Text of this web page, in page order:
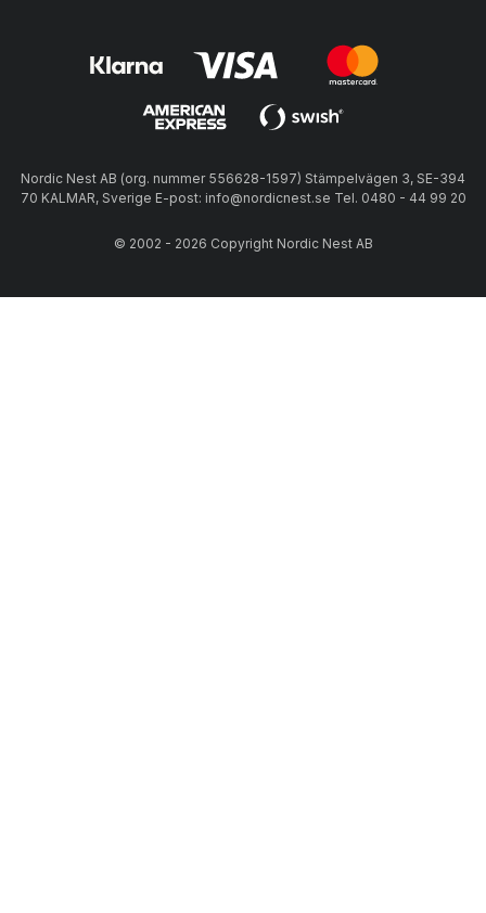
Nordic Nest AB (org. nummer 556628-1597) Stämpelvägen 3, SE-394
70 KALMAR, Sverige E-post: info@nordicnest.se Tel. 0480 - 44 99 20
© 2002 - 2026 Copyright Nordic Nest AB